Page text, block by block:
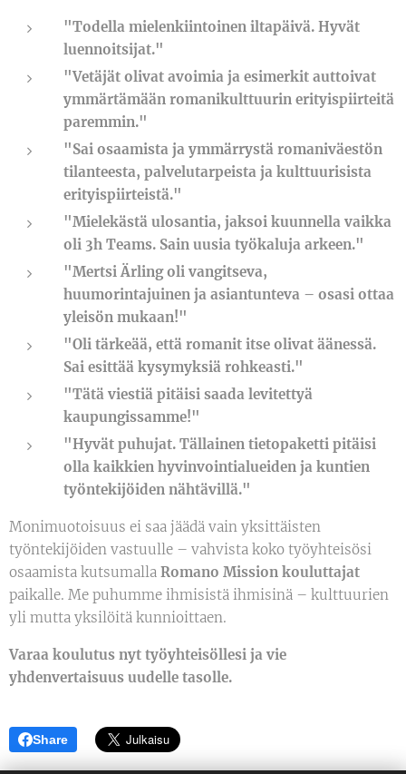
"Todella mielenkiintoinen iltapäivä. Hyvät
luennoitsijat."
"Vetäjät olivat avoimia ja esimerkit auttoivat
ymmärtämään romanikulttuurin erityispiirteitä
paremmin."
"Sai osaamista ja ymmärrystä romaniväestön
tilanteesta, palvelutarpeista ja kulttuurisista
erityispiirteistä."
"Mielekästä ulosantia, jaksoi kuunnella vaikka
oli 3h Teams. Sain uusia työkaluja arkeen."
"Mertsi Ärling oli vangitseva,
huumorintajuinen ja asiantunteva – osasi ottaa
yleisön mukaan!"
"Oli tärkeää, että romanit itse olivat äänessä.
Sai esittää kysymyksiä rohkeasti."
"Tätä viestiä pitäisi saada levitettyä
kaupungissamme!"
"Hyvät puhujat. Tällainen tietopaketti pitäisi
olla kaikkien hyvinvointialueiden ja kuntien
työntekijöiden nähtävillä."
Monimuotoisuus ei saa jäädä vain yksittäisten
työntekijöiden vastuulle – vahvista koko työyhteisösi
osaamista kutsumalla Romano Mission kouluttajat
paikalle. Me puhumme ihmisistä ihmisinä – kulttuurien
yli mutta yksilöitä kunnioittaen.
Varaa koulutus nyt työyhteisöllesi ja vie
yhdenvertaisuus uudelle tasolle.
Share